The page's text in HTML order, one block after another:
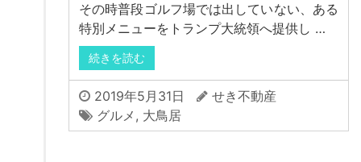
その時普段ゴルフ場では出していない、ある
特別メニューをトランプ大統領へ提供し …
続きを読む
2019年5月31日
せき不動産
グルメ , 大鳥居